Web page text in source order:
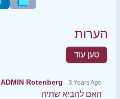
הערות
טען עוד
ADMIN Rotenberg 3 Years Ago
האם להביא שתיה